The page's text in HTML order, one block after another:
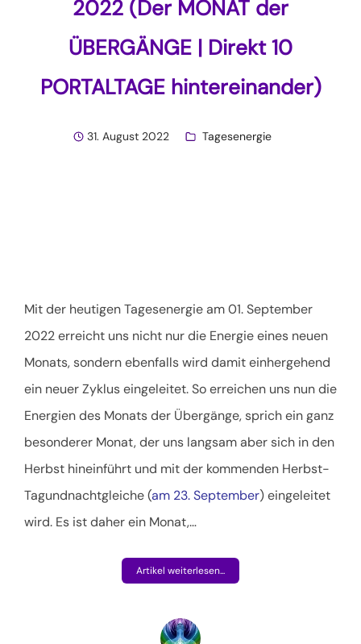
2022 (Der MONAT der
ÜBERGÄNGE | Direkt 10
PORTALTAGE hintereinander)
31. August 2022 Tagesenergie
Mit der heutigen Tagesenergie am 01. September
2022 erreicht uns nicht nur die Energie eines neuen
Monats, sondern ebenfalls wird damit einhergehend
ein neuer Zyklus eingeleitet. So erreichen uns nun die
Energien des Monats der Übergänge, sprich ein ganz
besonderer Monat, der uns langsam aber sich in den
Herbst hineinführt und mit der kommenden Herbst-
Tagundnachtgleiche (am 23. September) eingeleitet
wird. Es ist daher ein Monat,…
Artikel weiterlesen...